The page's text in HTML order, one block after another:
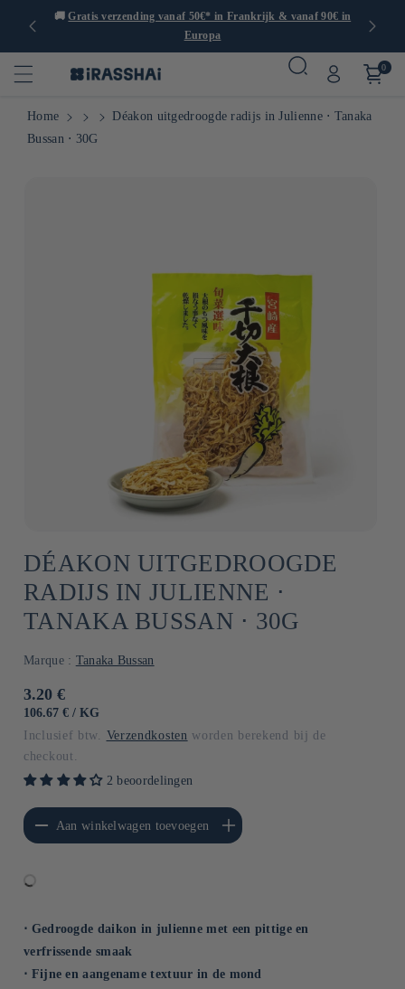
🚚Gratis verzending vanaf 50€* in Frankrijk & vanaf 90€ in
Europa
0
Home
Déakon uitgedroogde radijs in Julienne ⋅ Tanaka
Bussan ⋅ 30G
DÉAKON UITGEDROOGDE
RADIJS IN JULIENNE ⋅
TANAKA BUSSAN ⋅ 30G
Marque : Tanaka Bussan
Normale
prijs
3.20 €
EENHEIDSPRIJS
106.67 € / PER
KG
Inclusief btw. Verzendkosten worden berekend bij de
checkout.
2 beoordelingen
voor Default
Title
Aan winkelwagen toevoegen
Aantal verhogen voor Default
Title
⋅ Gedroogde daikon in julienne met een pittige en
verfrissende smaak
⋅ Fijne en aangename textuur in de mond